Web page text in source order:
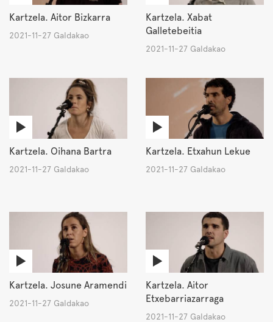
Kartzela. Aitor Bizkarra
2021-11-27 Galdakao
Kartzela. Xabat
Galletebeitia
2021-11-27 Galdakao
Kartzela. Oihana Bartra
2021-11-27 Galdakao
Kartzela. Etxahun Lekue
2021-11-27 Galdakao
Kartzela. Josune Aramendi
2021-11-27 Galdakao
Kartzela. Aitor
Etxebarriazarraga
2021-11-27 Galdakao